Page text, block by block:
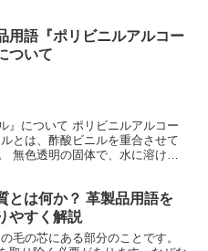
器など、様々な分野で使用されて
特性から、今後も様々な分野で
。
用語『ポリビニルアルコー
ついて
ビニルアルコー
無色透明の固体で、水に溶けや
増粘剤、アイスクリームやシャー
ています。化粧品分野では、ポリ
保湿剤、シャンプーやコンディ
とは何か？ 革製品用語を
やすく解説